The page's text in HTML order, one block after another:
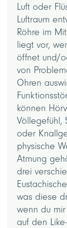
Luft oder
Luftraum
Röhre im
liegt vor,
öffnet und/
von
Ohren
können
Völlegefühl,
oder
physische
Atmung
drei
was diese
wenn du
auf den